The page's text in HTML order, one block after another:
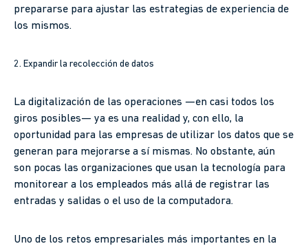
prepararse para ajustar las estrategias de experiencia de
los mismos.
2. Expandir la recolección de datos
La digitalización de las operaciones —en casi todos los
giros posibles— ya es una realidad y, con ello, la
oportunidad para las empresas de utilizar los datos que se
generan para mejorarse a sí mismas. No obstante, aún
son pocas las organizaciones que usan la tecnología para
monitorear a los empleados más allá de registrar las
entradas y salidas o el uso de la computadora.
Uno de los retos empresariales más importantes en la